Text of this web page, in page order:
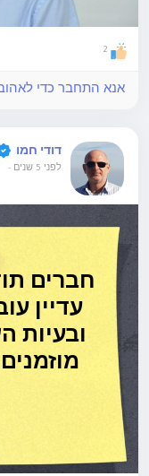
2
אנא התחבר כדי
דודי חמו
לפני 5 שנים -
חברים
עדיין
ובעיות